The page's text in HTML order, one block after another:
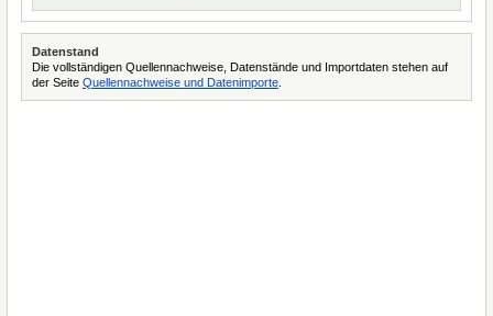
Datenstand
Die vollständigen Quellennachweise, Datenstände und Importdaten stehen auf
der Seite Quellennachweise und Datenimporte